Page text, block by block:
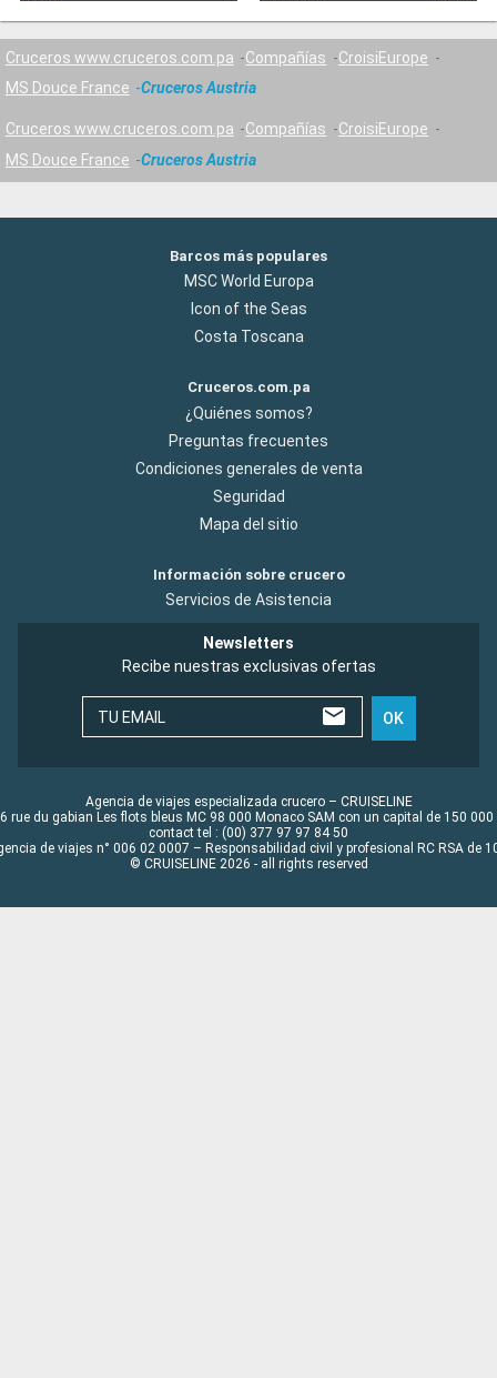
Cruceros www.cruceros.com.pa Compañías
CroisiEurope
MS Douce France
Cruceros Austria
Cruceros www.cruceros.com.pa Compañías
CroisiEurope
MS Douce France
Cruceros Austria
Barcos más populares
MSC World Europa
Icon of the Seas
Costa Toscana
Cruceros.com.pa
¿Quiénes somos?
Preguntas frecuentes
Condiciones generales de venta
Seguridad
Mapa del sitio
Información sobre crucero
Servicios de Asistencia
Newsletters
Recibe nuestras exclusivas ofertas
TU EMAIL OK
Agencia de viajes especializada crucero – CRUISELINE
rue du gabian Les flots bleus MC 98 000 Monaco SAM con un capital de 150 000
contact tel : (00) 377 97 97 84 50
de viajes n° 006 02 0007 – Responsabilidad civil y profesional RC RSA de
© CRUISELINE 2026 - all rights reserved